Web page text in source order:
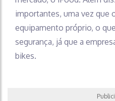
importantes, uma vez que
equipamento próprio, o
segurança, já que a
bikes.